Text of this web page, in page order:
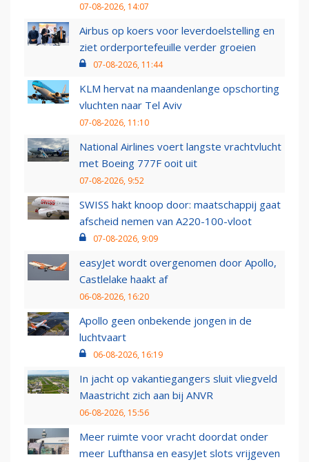
07-08-2026, 14:07
Airbus op koers voor leverdoelstelling en
ziet orderportefeuille verder groeien
07-08-2026, 11:44
KLM hervat na maandenlange opschorting
vluchten naar Tel Aviv
07-08-2026, 11:10
National Airlines voert langste vrachtvlucht
met Boeing 777F ooit uit
07-08-2026, 9:52
SWISS hakt knoop door: maatschappij gaat
afscheid nemen van A220-100-vloot
07-08-2026, 9:09
easyJet wordt overgenomen door Apollo,
Castlelake haakt af
06-08-2026, 16:20
Apollo geen onbekende jongen in de
luchtvaart
06-08-2026, 16:19
In jacht op vakantiegangers sluit vliegveld
Maastricht zich aan bij ANVR
06-08-2026, 15:56
Meer ruimte voor vracht doordat onder
meer Lufthansa en easyJet slots vrijgeven